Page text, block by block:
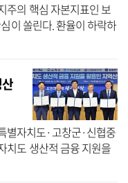
주의 핵심 자본지표인 보
이 쏠린다. 환율이 하락하
다, 향후 통화정책 기조
별자치도·고창군·신협중
치도 생산적 금융 지원을
다고 7일 밝혔다. 우리은